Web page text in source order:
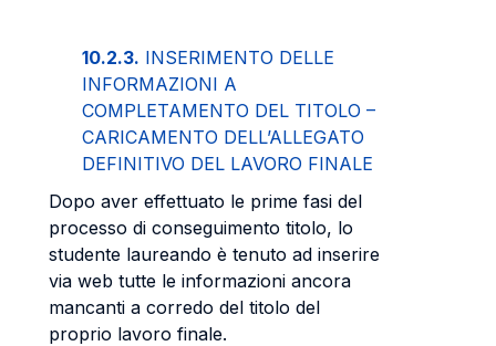
10.2.3. INSERIMENTO DELLE
INFORMAZIONI A
COMPLETAMENTO DEL TITOLO –
CARICAMENTO DELL’ALLEGATO
DEFINITIVO DEL LAVORO FINALE
Dopo aver effettuato le prime fasi del
processo di conseguimento titolo, lo
studente laureando è tenuto ad inserire
via web tutte le informazioni ancora
mancanti a corredo del titolo del
proprio lavoro finale.